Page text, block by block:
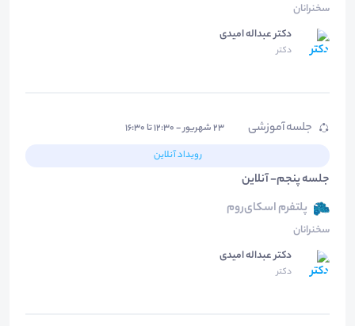
سخنرانان
دکتر عبداله امیدی
دکتر
جلسه آموزشی
۲۳ شهریور - ۱۲:۳۰ تا ۱۶:۳۰
رویداد آنلاین
جلسه پنجم- آنلاین
پلتفرم اسکای‌روم
سخنرانان
دکتر عبداله امیدی
دکتر